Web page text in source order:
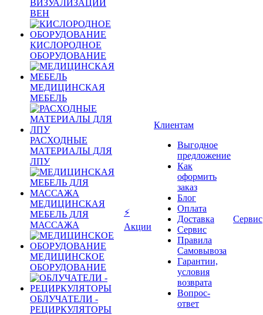
ВИЗУАЛИЗАЦИИ
ВЕН
КИСЛОРОДНОЕ
ОБОРУДОВАНИЕ
МЕДИЦИНСКАЯ
МЕБЕЛЬ
РАСХОДНЫЕ
МАТЕРИАЛЫ ДЛЯ
ЛПУ
МЕДИЦИНСКАЯ
МЕБЕЛЬ ДЛЯ
МАССАЖА
МЕДИЦИНСКОЕ
ОБОРУДОВАНИЕ
ОБЛУЧАТЕЛИ -
РЕЦИРКУЛЯТОРЫ
⚡
Акции
Клиентам
Выгодное
предложение
Как
оформить
заказ
Блог
Оплата
Доставка
Сервис
Правила
Самовывоза
Гарантии,
условия
возврата
Вопрос-
ответ
Сервис